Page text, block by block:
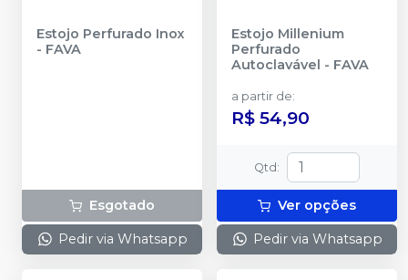
Estojo Perfurado Inox
- FAVA
Esgotado
Pedir via Whatsapp
Estojo Millenium
Perfurado
Autoclavável - FAVA
a partir de:
R$ 54,90
Qtd :
Ver opções
Pedir via Whatsapp